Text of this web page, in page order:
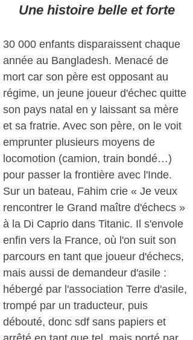
Une histoire belle et forte
30 000 enfants disparaissent chaque
année au Bangladesh. Menacé de
mort car son père est opposant au
régime, un jeune joueur d'échec quitte
son pays natal en y laissant sa mère
et sa fratrie. Avec son père, on le voit
emprunter plusieurs moyens de
locomotion (camion, train bondé…)
pour passer la frontière avec l'Inde.
Sur un bateau, Fahim crie « Je veux
rencontrer le Grand maître d'échecs »
à la Di Caprio dans Titanic. Il s'envole
enfin vers la France, où l'on suit son
parcours en tant que joueur d'échecs,
mais aussi de demandeur d'asile :
hébergé par l'association Terre d'asile,
trompé par un traducteur, puis
débouté, donc sdf sans papiers et